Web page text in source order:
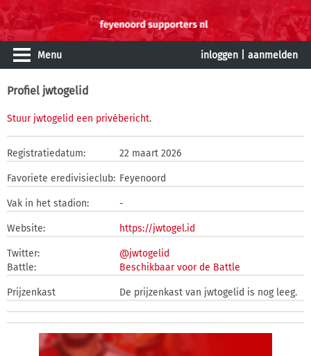
Menu inloggen aanmelden
Profiel jwtogelid
Stuur jwtogelid een privébericht.
Registratiedatum: 22 maart 2026
Favoriete eredivisieclub: Feyenoord
Vak in het stadion: -
Website: https://jwtogel.id
Twitter:
@jwtogelid
Battle:
Beschikbaar voor de Battle
Prijzenkast De prijzenkast van jwtogelid is nog leeg.